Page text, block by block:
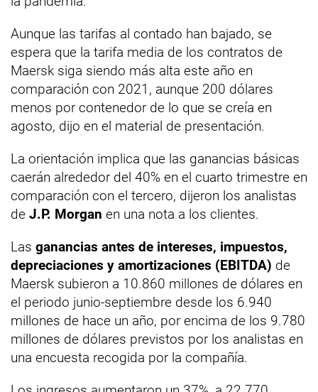
Aunque las tarifas al contado han bajado, se
espera que la tarifa media de los contratos de
Maersk siga siendo más alta este año en
comparación con 2021, aunque 200 dólares
menos por contenedor de lo que se creía en
agosto, dijo en el material de presentación.
La orientación implica que las ganancias básicas
caerán alrededor del 40% en el cuarto trimestre en
comparación con el tercero, dijeron los analistas
de J.P. Morgan en una nota a los clientes.
Las ganancias antes de intereses, impuestos,
depreciaciones y amortizaciones (EBITDA) de
Maersk subieron a 10.860 millones de dólares en
el periodo junio-septiembre desde los 6.940
millones de hace un año, por encima de los 9.780
millones de dólares previstos por los analistas en
una encuesta recogida por la compañía.